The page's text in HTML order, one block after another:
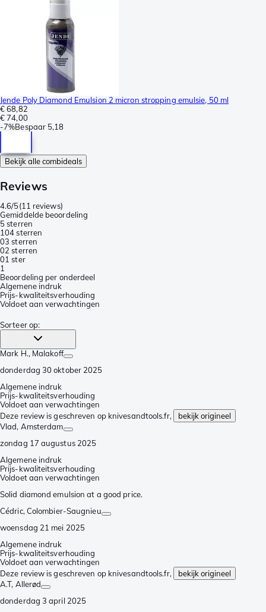
Jende Poly Diamond Emulsion 2 micron stropping emulsie, 50 ml
€ 68,82
€ 74,00
-7%Bespaar 5,18
Bekijk alle combideals
Reviews
4.6/5(11 reviews)
Gemiddelde beoordeling
5 sterren
104 sterren
03 sterren
02 sterren
01 ster
1
Beoordeling per onderdeel
Algemene indruk
Prijs-kwaliteitsverhouding
Voldoet aan verwachtingen
Sorteer op:
Mark H., Malakoff
donderdag 30 oktober 2025
Algemene indruk
Prijs-kwaliteitsverhouding
Voldoet aan verwachtingen
Deze review is geschreven op knivesandtools.fr,
bekijk origineel
Vlad, Amsterdam
zondag 17 augustus 2025
Algemene indruk
Prijs-kwaliteitsverhouding
Voldoet aan verwachtingen
Solid diamond emulsion at a good price.
Cédric, Colombier-Saugnieu
woensdag 21 mei 2025
Algemene indruk
Prijs-kwaliteitsverhouding
Voldoet aan verwachtingen
Deze review is geschreven op knivesandtools.fr,
bekijk origineel
A.T, Allerød
donderdag 3 april 2025